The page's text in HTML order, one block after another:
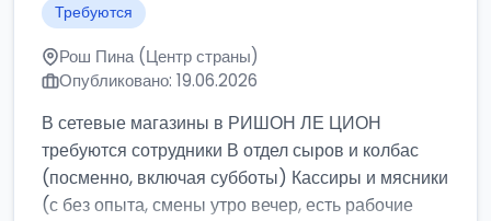
Требуются
Рош Пина (Центр страны)
Опубликовано: 19.06.2026
В сетевые магазины в РИШОН ЛЕ ЦИОН
требуются сотрудники В отдел сыров и колбас
(посменно, включая субботы) Кассиры и мясники
(с без опыта, смены утро вечер, есть рабочие